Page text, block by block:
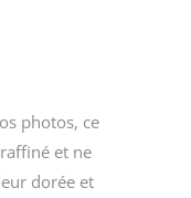
photos, ce
et ne
dorée et